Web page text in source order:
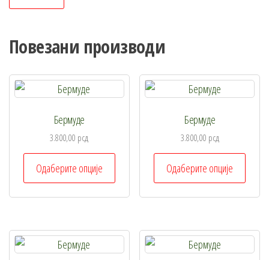
Повезани производи
Бермуде
3.800,00 рсд
Одаберите опције
Овај
Опције
Бермуде
3.800,00 рсд
Одаберите опције
Овај